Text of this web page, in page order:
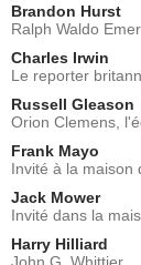
Brandon Hurst
Ralph Waldo
Charles Irwin
Le reporter
Russell Gleason
Orion Clemens,
Frank Mayo
Invité à la maison
Jack Mower
Invité dans la
Harry Hilliard
John G. Whittier